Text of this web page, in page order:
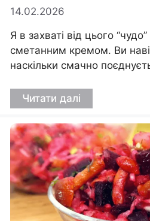
14.02.2026
Я в захваті від цього
сметанним кремом. Ви
наскільки смачно
Читати далі